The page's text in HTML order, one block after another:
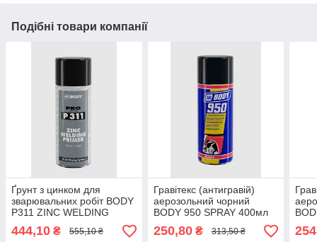
Подібні товари компанії
Ґрунт з цинком для
зварювальних робіт BODY
P311 ZINC WELDING
PRIMER SPRAY, чорний,
400 мл
444,10 ₴ 555,10 ₴
Гравітекс (антигравій)
аерозольний чорний
BODY 950 SPRAY 400мл
250,80₴ 313,50 ₴